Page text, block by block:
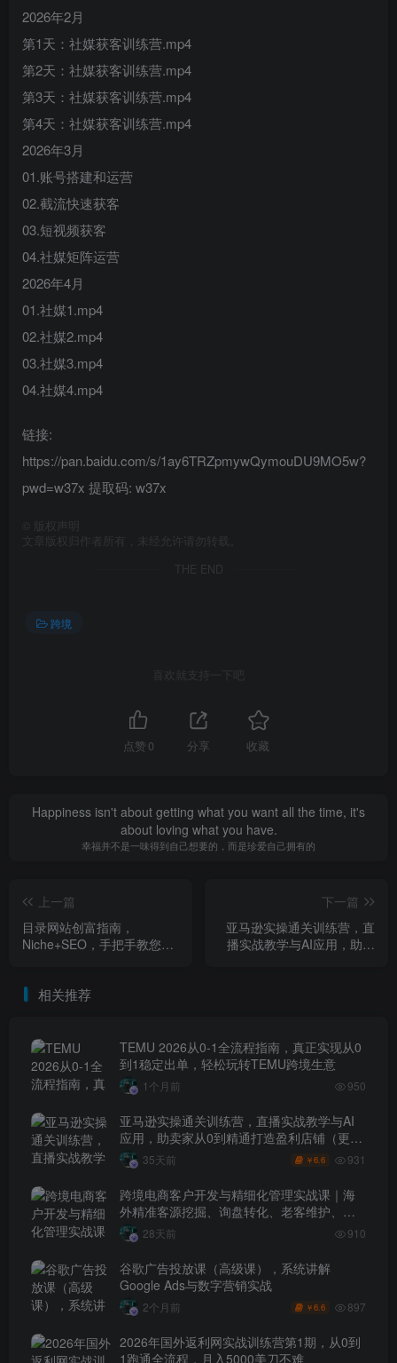
2026年2月
第1天：社媒获客训练营.mp4
第2天：社媒获客训练营.mp4
第3天：社媒获客训练营.mp4
第4天：社媒获客训练营.mp4
2026年3月
01.账号搭建和运营
02.截流快速获客
03.短视频获客
04.社媒矩阵运营
2026年4月
01.社媒1.mp4
02.社媒2.mp4
03.社媒3.mp4
04.社媒4.mp4
链接:
https://pan.baidu.com/s/1ay6TRZpmywQymouDU9MO5w?
pwd=w37x 提取码: w37x
版权声明
文章版权归作者所有，未经允许请勿转载。
THE END
跨境
喜欢就支持一下吧
点赞 0 分享 收藏
Happiness isn't about getting what you want all the time, it's
about loving what you have.
幸福并不是一味得到自己想要的，而是珍爱自己拥有的
上一篇
目录网站创富指南，
Niche+SEO，手把手教您从
下一篇
亚马逊实操通关训练营，直
播实战教学与AI应用，助卖
相关推荐
TEMU 2026从0-1全流程指南，真正实现从0
到1稳定出单，轻松玩转TEMU跨境生意
1个月前 950
亚马逊实操通关训练营，直播实战教学与AI
应用，助卖家从0到精通打造盈利店铺（更新
7月3日）
35天前 ￥6.6 931
跨境电商客户开发与精细化管理实战课｜海
外精准客源挖掘、询盘转化、老客维护、客
户分层全流程落地教程
28天前 910
谷歌广告投放课（高级课），系统讲解
Google Ads与数字营销实战
2个月前 ￥6.6 897
2026年国外返利网实战训练营第1期，从0到
1跑通全流程，月入5000美刀不难